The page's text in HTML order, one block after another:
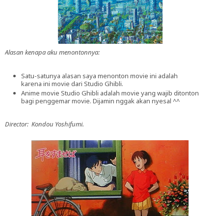
Alasan kenapa aku menontonnya:
Satu-satunya alasan saya menonton movie ini adalah
karena ini movie dari Studio Ghibli.
Anime movie Studio Ghibli adalah movie yang wajib ditonton
bagi penggemar movie. Dijamin nggak akan nyesal ^^
Director: Kondou Yoshifumi.